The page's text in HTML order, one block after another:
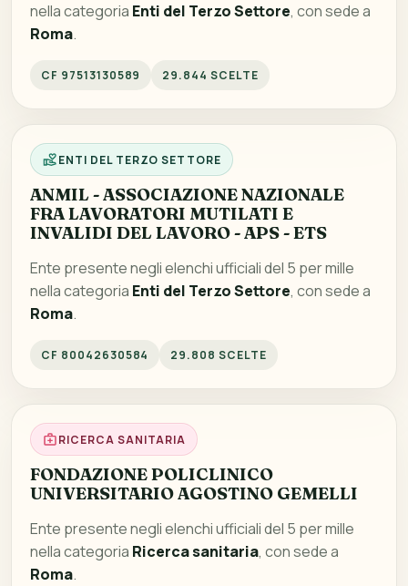
nella categoria Enti del Terzo Settore, con sede a
Roma.
CF 97513130589 29.844 SCELTE
ENTI DEL TERZO SETTORE
ANMIL - ASSOCIAZIONE NAZIONALE
FRA LAVORATORI MUTILATI E
INVALIDI DEL LAVORO - APS - ETS
Ente presente negli elenchi ufficiali del 5 per mille
nella categoria Enti del Terzo Settore, con sede a
Roma.
CF 80042630584 29.808 SCELTE
RICERCA SANITARIA
FONDAZIONE POLICLINICO
UNIVERSITARIO AGOSTINO GEMELLI
Ente presente negli elenchi ufficiali del 5 per mille
nella categoria Ricerca sanitaria, con sede a
Roma.